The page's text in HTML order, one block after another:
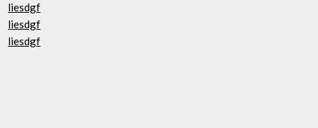
liesdgf
liesdgf
liesdgf